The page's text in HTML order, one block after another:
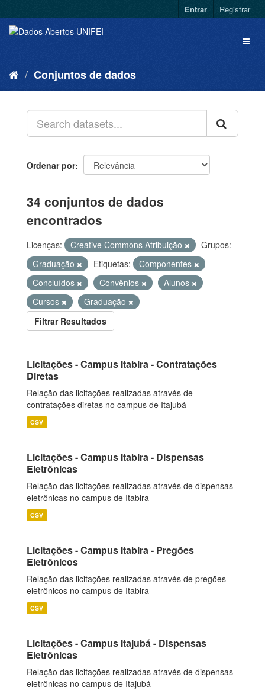
Entrar Registrar
Conjuntos de dados
Ordenar por
34 conjuntos de dados
encontrados
Licenças: Creative Commons Atribuição
Grupos:
Graduação
Etiquetas:
Componentes
Concluídos
Convênios
Alunos
Cursos
Graduação
Filtrar Resultados
Licitações - Campus Itabira - Contratações
Diretas
Relação das licitações realizadas através de
contratações diretas no campus de Itajubá
CSV
Licitações - Campus Itabira - Dispensas
Eletrônicas
Relação das licitações realizadas através de dispensas
eletrônicas no campus de Itabira
CSV
Licitações - Campus Itabira - Pregões
Eletrônicos
Relação das licitações realizadas através de pregões
eletrônicos no campus de Itabira
CSV
Licitações - Campus Itajubá - Dispensas
Eletrônicas
Relação das licitações realizadas através de dispensas
eletrônicas no campus de Itajubá